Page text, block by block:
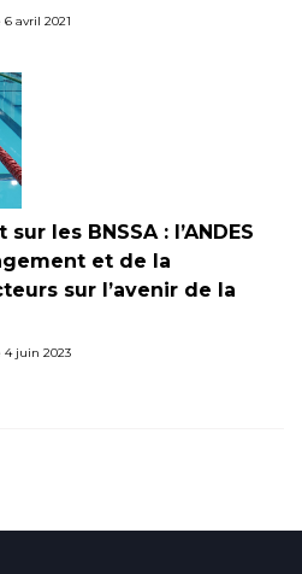
avril 2021
les BNSSA : l’ANDES
et de la
sur l’avenir de la
4 juin 2023